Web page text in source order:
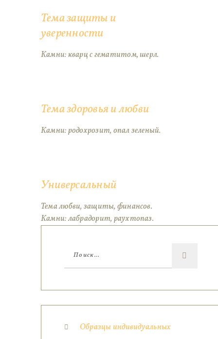
Тема защиты и
уверенности
Камни: кварц с гематитом, шерл.
Тема здоровья и любви
Камни: родохрозит, опал зеленый.
Универсальный
Тема любви, защиты, финансов.
Камни: лабрадорит, раухтопаз.
Образцы индивидуальных